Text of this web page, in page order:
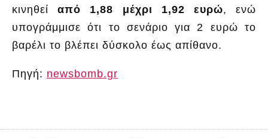
κινηθείαπό 1,88 μέχρι 1,92 ευρώ, ενώ
υπογράμμισε ότι το σενάριο για 2 ευρώ το
βαρέλι το βλέπει δύσκολο έως απίθανο.
Πηγή: newsbomb.gr